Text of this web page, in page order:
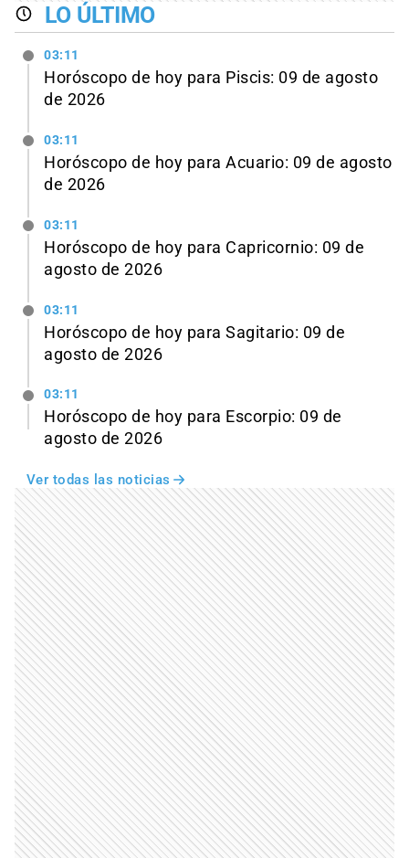
LO ÚLTIMO
03:11
Horóscopo de hoy para Piscis: 09 de agosto
de 2026
03:11
Horóscopo de hoy para Acuario: 09 de agosto
de 2026
03:11
Horóscopo de hoy para Capricornio: 09 de
agosto de 2026
03:11
Horóscopo de hoy para Sagitario: 09 de
agosto de 2026
03:11
Horóscopo de hoy para Escorpio: 09 de
agosto de 2026
Ver todas las noticias